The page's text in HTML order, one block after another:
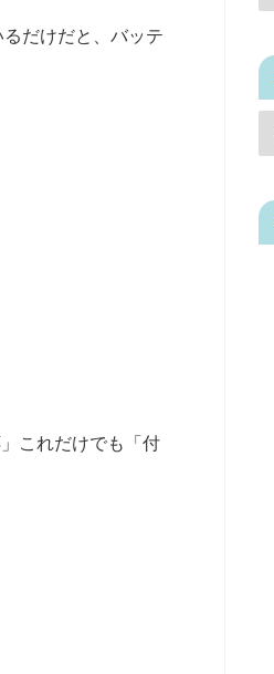
だけだと、バッテ
これだけでも「付